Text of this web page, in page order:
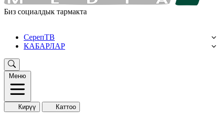
Биз социалдык тармакта
СерепТВ
КАБАРЛАР
Меню
Кирүү Каттоо